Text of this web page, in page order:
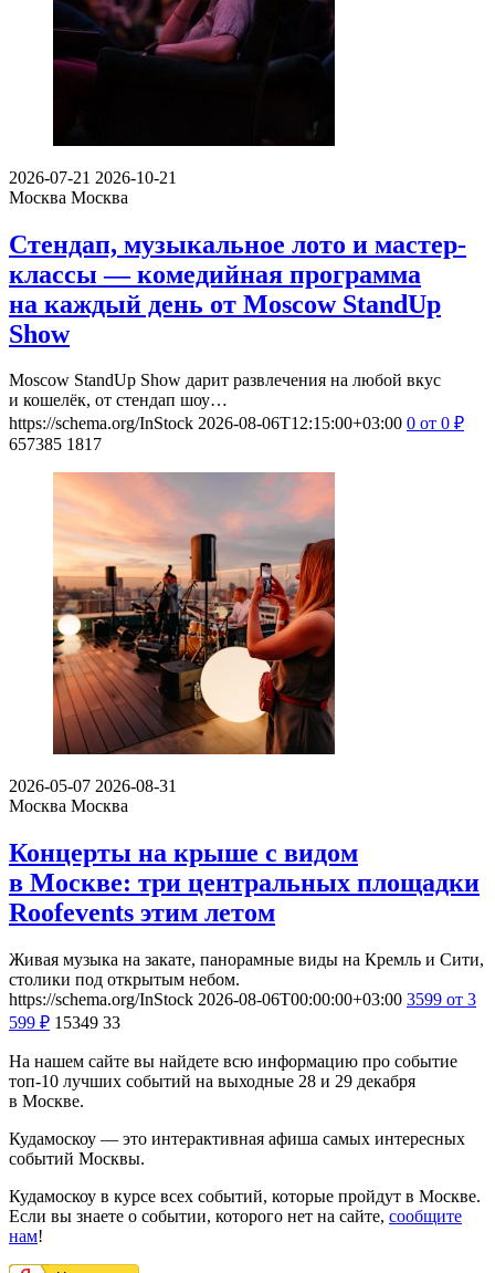
2026-07-21 2026-10-21
Москва Москва
Стендап, музыкальное лото и мастер-
классы — комедийная программа
на каждый день от Moscow StandUp
Show
Moscow StandUp Show дарит развлечения на любой вкус
и кошелёк, от стендап шоу…
https://schema.org/InStock 2026-08-06T12:15:00+03:00 0 от 0 ₽
657385 1817
2026-05-07 2026-08-31
Москва Москва
Концерты на крыше с видом
в Москве: три центральных площадки
Roofevents этим летом
Живая музыка на закате, панорамные виды на Кремль и Сити,
столики под открытым небом.
https://schema.org/InStock 2026-08-06T00:00:00+03:00 3599 от 3
599 ₽ 15349 33
На нашем сайте вы найдете всю информацию про событие
топ-10 лучших событий на выходные 28 и 29 декабря
в Москве.
Кудамоскоу — это интерактивная афиша самых интересных
событий Москвы.
Кудамоскоу в курсе всех событий, которые пройдут в Москве.
Если вы знаете о событии, которого нет на сайте, сообщите
нам!